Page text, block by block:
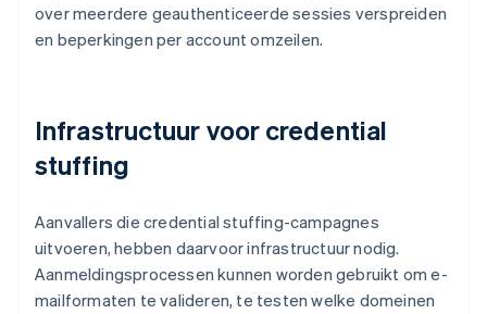
over meerdere geauthenticeerde sessies verspreiden
en beperkingen per account omzeilen.
Infrastructuur voor credential
stuffing
Aanvallers die credential stuffing-campagnes
uitvoeren, hebben daarvoor infrastructuur nodig.
Aanmeldingsprocessen kunnen worden gebruikt om e-
mailformaten te valideren, te testen welke domeinen